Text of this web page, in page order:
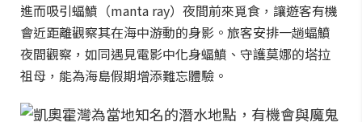
進而吸引蝠鱝（manta ray）夜間前來覓食，讓遊客有機
會近距離觀察其在海中游動的身影。旅客安排一趟蝠鱝
夜間觀察，如同遇見電影中化身蝠鱝、守護莫娜的塔拉
祖母，能為海島假期增添難忘體驗。